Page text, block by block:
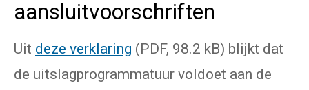
aansluitvoorschriften
Uit deze verklaring (PDF, 98.2 kB) blijkt dat
de uitslagprogrammatuur voldoet aan de